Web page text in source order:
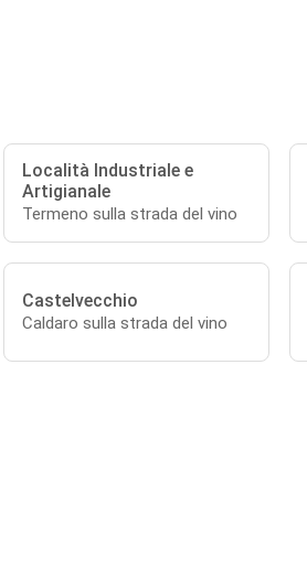
Località Industriale e
Artigianale
Termeno sulla strada del vino
Castelvecchio
Caldaro sulla strada del vino